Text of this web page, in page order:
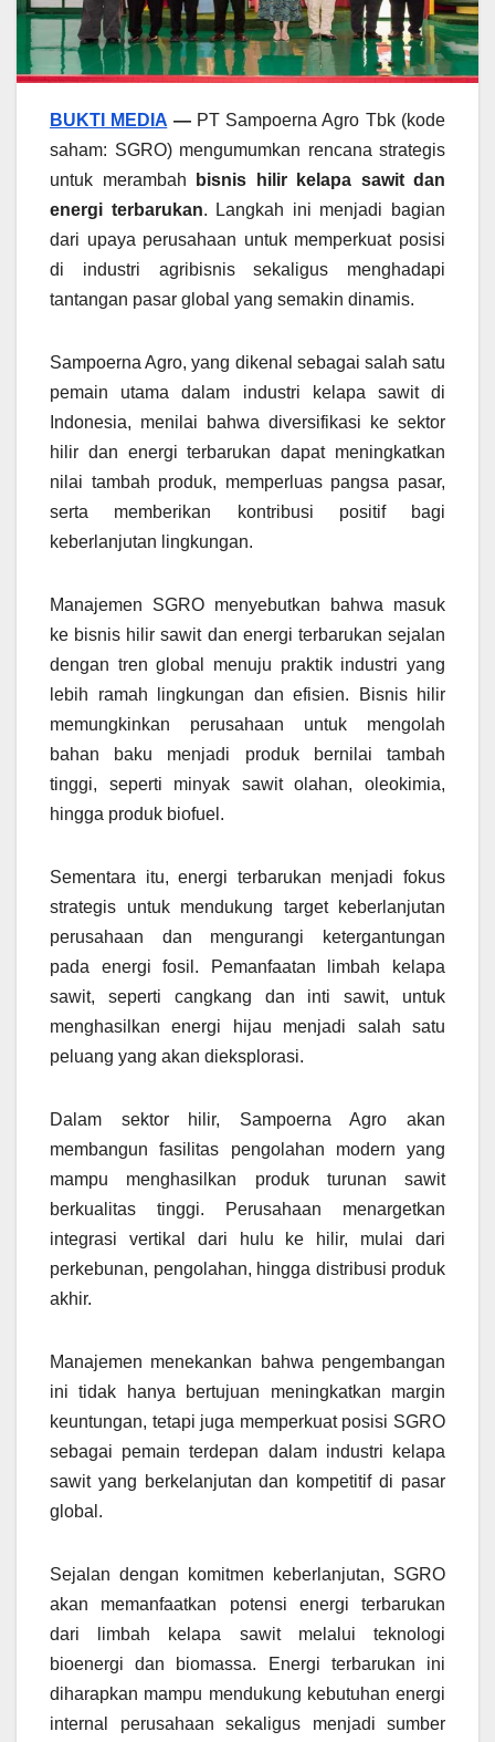
BUKTI MEDIA — PT Sampoerna Agro Tbk (kode
saham: SGRO) mengumumkan rencana strategis
untuk merambah
bisnis hilir kelapa sawit dan
energi terbarukan. Langkah ini menjadi bagian
dari upaya perusahaan untuk memperkuat posisi
di industri agribisnis sekaligus menghadapi
tantangan pasar global yang semakin dinamis.
Sampoerna Agro, yang dikenal sebagai salah satu
pemain utama dalam industri kelapa sawit di
Indonesia, menilai bahwa diversifikasi ke sektor
hilir dan energi terbarukan dapat meningkatkan
nilai tambah produk, memperluas pangsa pasar,
serta memberikan kontribusi positif bagi
keberlanjutan lingkungan.
Manajemen SGRO menyebutkan bahwa masuk
ke bisnis hilir sawit dan energi terbarukan sejalan
dengan tren global menuju praktik industri yang
lebih ramah lingkungan dan efisien. Bisnis hilir
memungkinkan perusahaan untuk mengolah
bahan baku menjadi produk bernilai tambah
tinggi, seperti minyak sawit olahan, oleokimia,
hingga produk biofuel.
Sementara itu, energi terbarukan menjadi fokus
strategis untuk mendukung target keberlanjutan
perusahaan dan mengurangi ketergantungan
pada energi fosil. Pemanfaatan limbah kelapa
sawit, seperti cangkang dan inti sawit, untuk
menghasilkan energi hijau menjadi salah satu
peluang yang akan dieksplorasi.
Dalam sektor hilir, Sampoerna Agro akan
membangun fasilitas pengolahan modern yang
mampu menghasilkan produk turunan sawit
berkualitas tinggi. Perusahaan menargetkan
integrasi vertikal dari hulu ke hilir, mulai dari
perkebunan, pengolahan, hingga distribusi produk
akhir.
Manajemen menekankan bahwa pengembangan
ini tidak hanya bertujuan meningkatkan margin
keuntungan, tetapi juga memperkuat posisi SGRO
sebagai pemain terdepan dalam industri kelapa
sawit yang berkelanjutan dan kompetitif di pasar
global.
Sejalan dengan komitmen keberlanjutan, SGRO
akan memanfaatkan potensi energi terbarukan
dari limbah kelapa sawit melalui teknologi
bioenergi dan biomassa. Energi terbarukan ini
diharapkan mampu mendukung kebutuhan energi
internal perusahaan sekaligus menjadi sumber